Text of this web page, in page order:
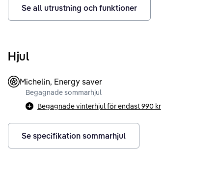
Se all utrustning och funktioner
Hjul
Michelin, Energy saver
Begagnade sommarhjul
Begagnade vinterhjul för endast990 kr
Se specifikation sommarhjul